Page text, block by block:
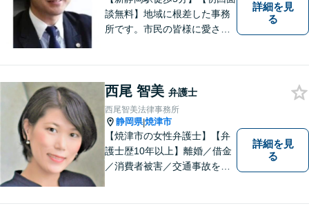
談無料】地域に根差した事務
所です。市民の皆様に愛され
軽にご連絡ください。
詳細を見
る
西尾 智美 弁護士
西尾智美法律事務所
静岡県|焼津市
【焼津市の女性弁護士】【弁
護士歴10年以上】離婚／借金
／消費者被害／交通事故を中
詳細を見
る